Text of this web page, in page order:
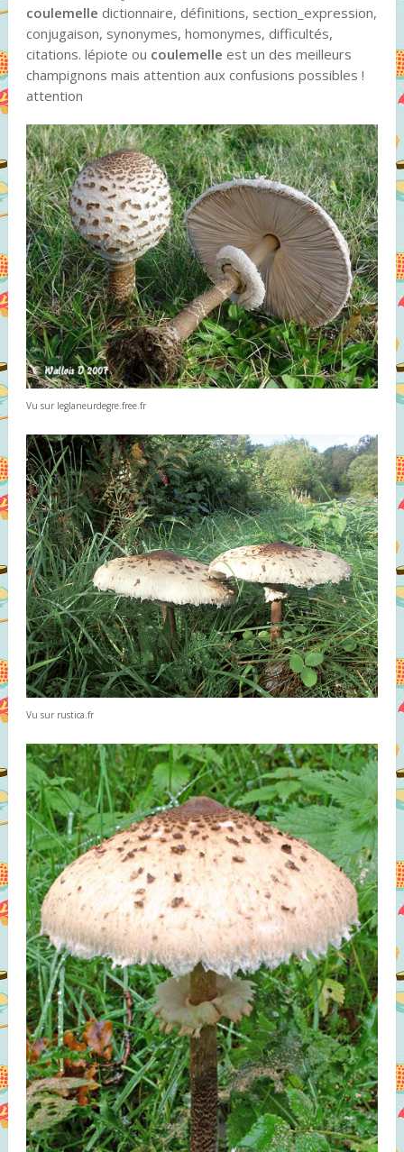
coulemelle dictionnaire, définitions, section_expression,
conjugaison, synonymes, homonymes, difficultés,
citations. lépiote ou coulemelle est un des meilleurs
champignons mais attention aux confusions possibles !
attention
Vu sur leglaneurdegre.free.fr
Vu sur rustica.fr